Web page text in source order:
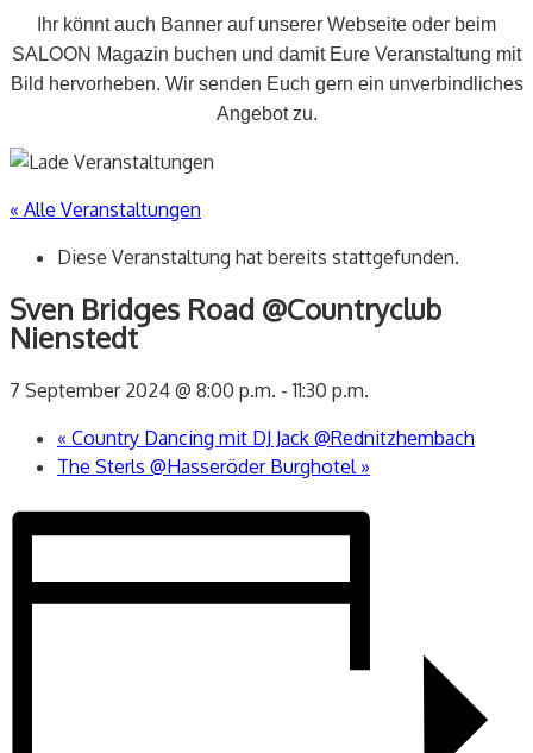
Ihr könnt auch Banner auf unserer Webseite oder beim
SALOON Magazin buchen und damit Eure Veranstaltung mit
Bild hervorheben. Wir senden Euch gern ein unverbindliches
Angebot zu.
« Alle Veranstaltungen
Diese Veranstaltung hat bereits stattgefunden.
Sven Bridges Road @Countryclub
Nienstedt
7 September 2024 @ 8:00 p.m. -11:30 p.m.
« Country Dancing mit DJ Jack @Rednitzhembach
The Sterls @Hasseröder Burghotel »